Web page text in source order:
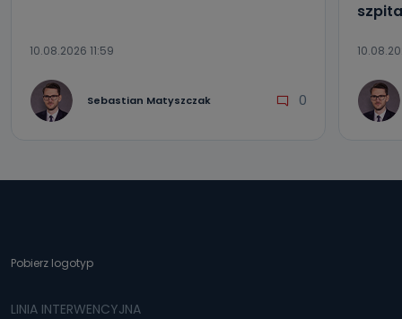
10.08.2026 11:59
Sebastian Matyszczak 0
Pobierz logotyp
LINIA INTERWENCYJNA